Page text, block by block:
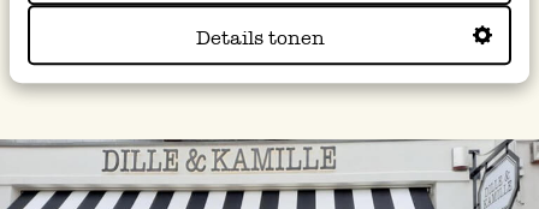
Details tonen